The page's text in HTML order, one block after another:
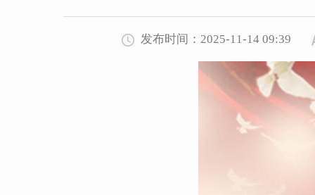
发布时间：2025-11-14 09:39